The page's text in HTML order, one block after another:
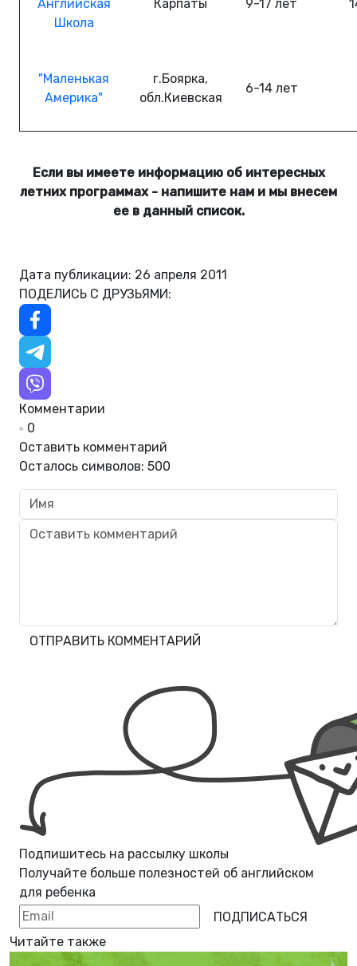
Английская
Школа
Карпаты 9-17 лет
"Маленькая
Америка"
г.Боярка,
обл.Киевская
6-14 лет
Если вы имеете информацию об интересных
летних программах - напишите нам и мы внесем
ее в данный список.
Дата публикации: 26 апреля 2011
ПОДЕЛИСЬ С ДРУЗЬЯМИ:
Комментарии
0
Оставить комментарий
Осталось символов: 500
ОТПРАВИТЬ КОММЕНТАРИЙ
Подпишитесь на рассылку школы
Получайте больше полезностей об английском
для ребенка
ПОДПИСАТЬСЯ
Читайте также